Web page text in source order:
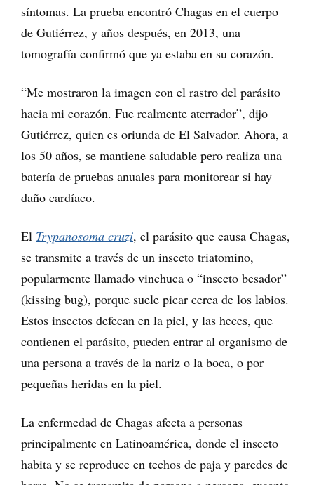
síntomas. La prueba encontró Chagas en el cuerpo
de Gutiérrez, y años después, en 2013, una
tomografía confirmó que ya estaba en su corazón.
“Me mostraron la imagen con el rastro del parásito
hacia mi corazón. Fue realmente aterrador”, dijo
Gutiérrez, quien es oriunda de El Salvador. Ahora, a
los 50 años, se mantiene saludable pero realiza una
batería de pruebas anuales para monitorear si hay
daño cardíaco.
El Trypanosoma cruzi, el parásito que causa Chagas,
se transmite a través de un insecto triatomino,
popularmente llamado vinchuca o “insecto besador”
(kissing bug), porque suele picar cerca de los labios.
Estos insectos defecan en la piel, y las heces, que
contienen el parásito, pueden entrar al organismo de
una persona a través de la nariz o la boca, o por
pequeñas heridas en la piel.
La enfermedad de Chagas afecta a personas
principalmente en Latinoamérica, donde el insecto
habita y se reproduce en techos de paja y paredes de